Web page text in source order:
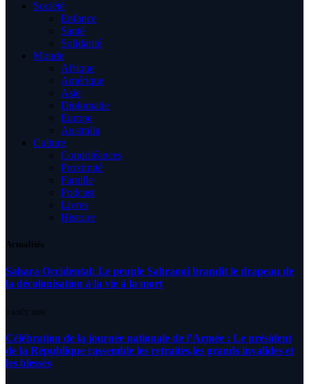
Société
Enfance
Santé
Solidarité
Monde
Afrique
Amérique
Asie
Diplomatie
Europe
Australia
Culture
Condoléances
Proximité
Famille
Podcast
Livres
Histoire
Actualités
Sahara Occidental: Le peuple Sahraoui brandit le drapeau de
la décolonisation à la vie à la mort
8 AOÛT 2026
Célébration de la journée nationale de l’Armée : Le président
de la République rassemble les retraités,les grands invalides et
les blessés